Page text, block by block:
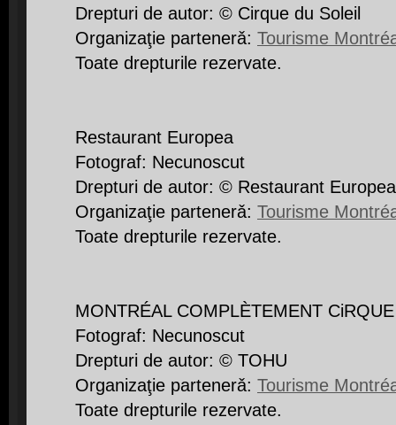
Drepturi de autor: © Cirque du Soleil
Organizaţie partenerǎ: Tourisme
Toate drepturile rezervate.
Restaurant Europea
Fotograf: Necunoscut
Drepturi de autor: © Restaurant Europea
Organizaţie partenerǎ: Tourisme
Toate drepturile rezervate.
MONTRÉAL COMPLÈTEMENT CiRQUE
Fotograf: Necunoscut
Drepturi de autor: © TOHU
Organizaţie partenerǎ: Tourisme
Toate drepturile rezervate.